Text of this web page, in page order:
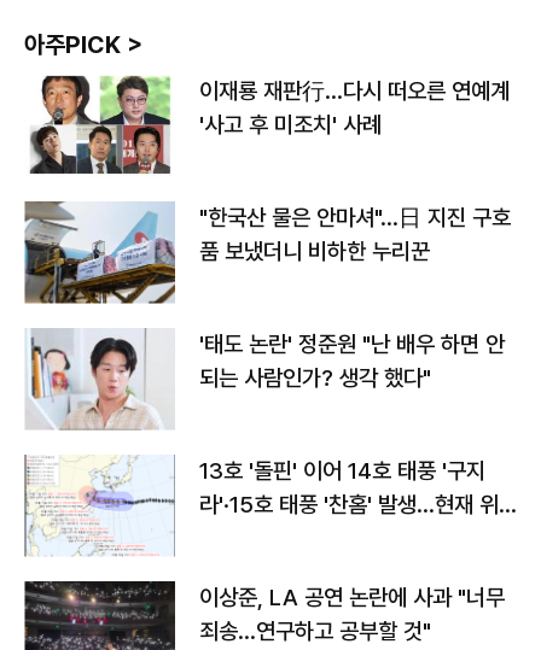
아주PICK >
이재룡 재판行…다시 떠오른 연예계
'사고 후 미조치' 사례
"한국산 물은 안마셔"…日 지진 구호
품 보냈더니 비하한 누리꾼
'태도 논란' 정준원 "난 배우 하면 안
되는 사람인가? 생각 했다"
13호 '돌핀' 이어 14호 태풍 '구지
라'·15호 태풍 '찬홈' 발생…현재 위
이상준, LA 공연 논란에 사과 "너무
죄송…연구하고 공부할 것"